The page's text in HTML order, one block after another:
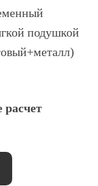
подушкой
расчет